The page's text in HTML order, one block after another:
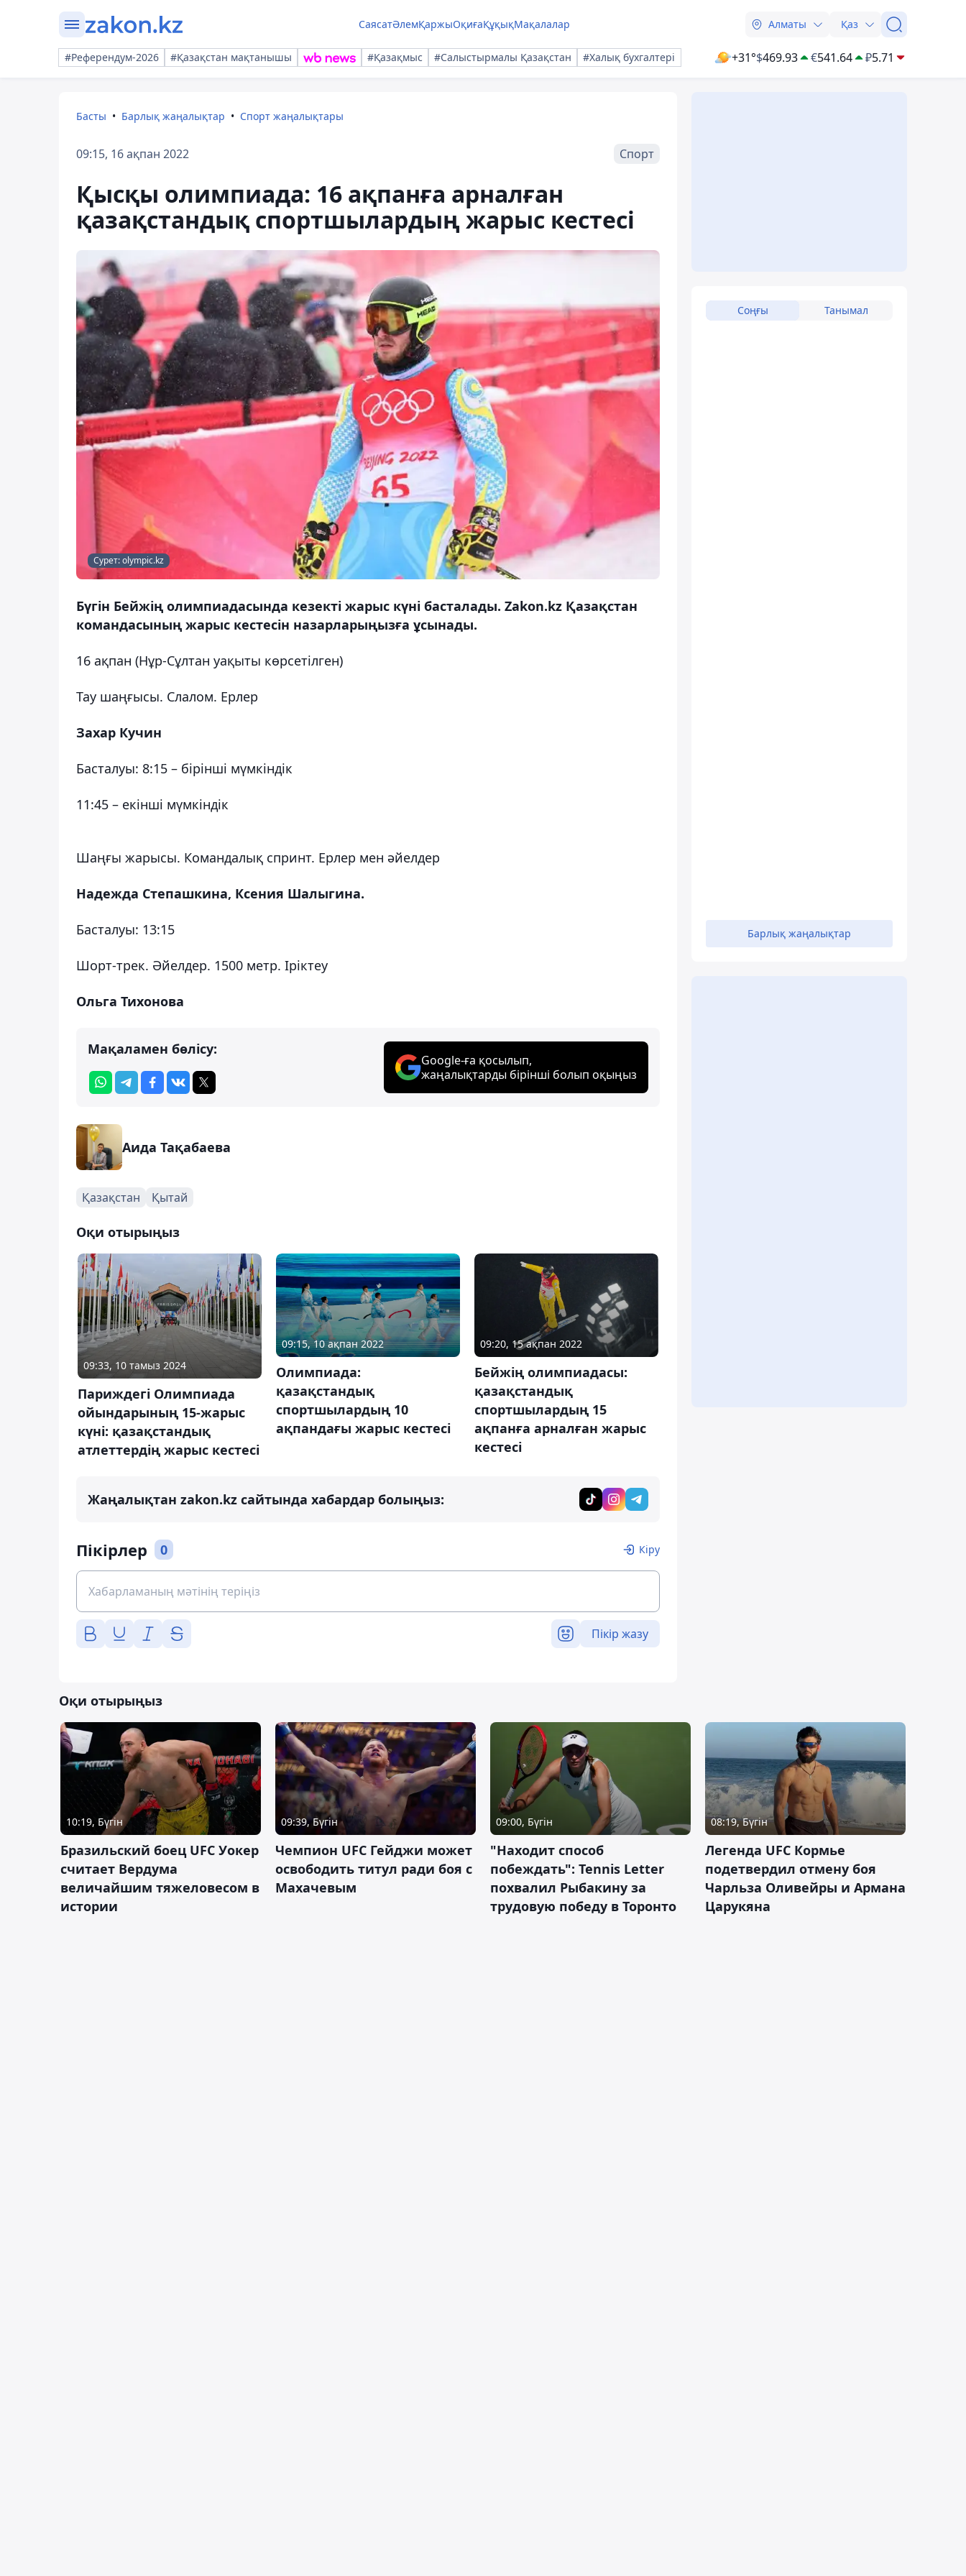
СаясатӘлемҚаржыОқиғаҚұқықМақалалар Алматы Қаз
#Референдум-2026 #Қазақстан мақтанышы #Қазақмыс #Салыстырмалы Қазақстан #Халық бухгалтері +31°$469.93 €541.64 ₽5.71
Басты Барлық жаңалықтар Спорт жаңалықтары
09:15, 16 ақпан 2022 Спорт
Қысқы олимпиада: 16 ақпанға арналған
қазақстандық спортшылардың жарыс кестесі
Сурет: olympic.kz
Бүгін Бейжің олимпиадасында кезекті жарыс күні басталады. Zakon.kz Қазақстан
командасының жарыс кестесін назарларыңызға ұсынады.
16 ақпан (Нұр-Сұлтан уақыты көрсетілген)
Тау шаңғысы. Слалом. Ерлер
Захар Кучин
Басталуы: 8:15 – бірінші мүмкіндік
11:45 – екінші мүмкіндік
Шаңғы жарысы. Командалық спринт. Ерлер мен әйелдер
Надежда Степашкина, Ксения Шалыгина.
Басталуы: 13:15
Шорт-трек. Әйелдер. 1500 метр. Іріктеу
Ольга Тихонова
Мақаламен бөлісу:
Google-ға қосылып,
жаңалықтарды бірінші болып оқыңыз
Аида Тақабаева
Қазақстан Қытай
Оқи отырыңыз
09:33, 10 тамыз 2024
Париждегі Олимпиада
ойындарының 15-жарыс
күні: қазақстандық
атлеттердің жарыс кестесі
09:15, 10 ақпан 2022
Олимпиада:
қазақстандық
спортшылардың 10
ақпандағы жарыс кестесі
09:20, 15 ақпан 2022
Бейжің олимпиадасы:
қазақстандық
спортшылардың 15
ақпанға арналған жарыс
кестесі
Жаңалықтан zakon.kz сайтында хабардар болыңыз:
Пікірлер 0 Кіру
Пікір жазу
Соңғы Танымал
Барлық жаңалықтар
Оқи отырыңыз
10:19, Бүгін
Бразильский боец UFC Уокер
считает Вердума
величайшим тяжеловесом в
истории
09:39, Бүгін
Чемпион UFC Гейджи может
освободить титул ради боя с
Махачевым
09:00, Бүгін
"Находит способ
побеждать": Tennis Letter
похвалил Рыбакину за
трудовую победу в Торонто
08:19, Бүгін
Легенда UFC Кормье
подетвердил отмену боя
Чарльза Оливейры и Армана
Царукяна